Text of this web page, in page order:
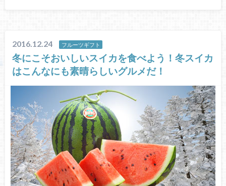
2016.12.24 フルーツギフト
冬にこそおいしいスイカを食べよう！冬スイカ
はこんなにも素晴らしいグルメだ！